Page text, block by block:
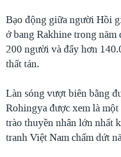
Bạo động giữa người Hồi
ở bang Rakhine trong năm
200 người và đẩy hơn
thất tán.
Làn sóng vượt biên bằng
Rohingya được xem là
trào thuyền nhân lớn nhất
tranh Việt Nam chấm dứt